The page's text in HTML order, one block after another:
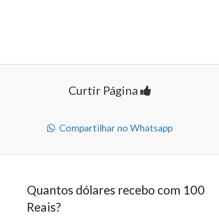
Curtir Página
Compartilhar no Whatsapp
Quantos dólares recebo com 100
Reais?